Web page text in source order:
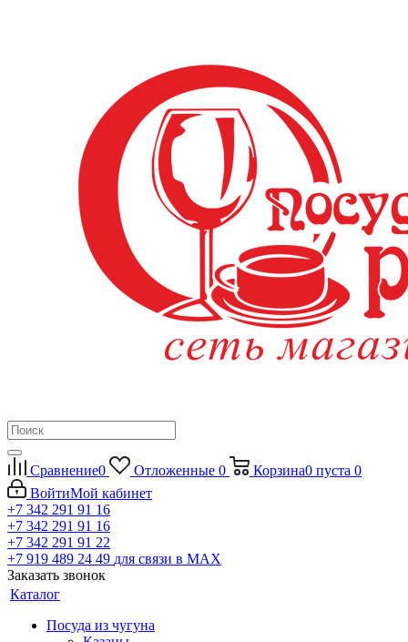
Сравнение0 Отложенные 0 Корзина0 пуста 0
ВойтиМой кабинет
+7 342 291 91 16
+7 342 291 91 16
+7 342 291 91 22
+7 919 489 24 49 для связи в МАХ
Заказать звонок
Каталог
Посуда из чугуна